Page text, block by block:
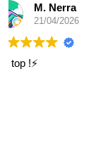
07/04/2026
Super!
explications au
des personnes